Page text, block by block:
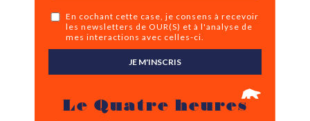
En cochant cette case, je consens à recevoir
les newsletters de OUR(S) et à l'analyse de
mes interactions avec celles-ci.
JE M'INSCRIS
Le Quatre heures